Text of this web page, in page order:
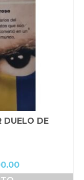
DUELO DE
El
precio